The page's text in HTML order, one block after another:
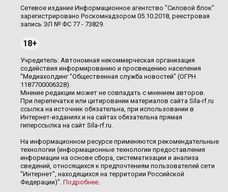
Сетевое издание Информационное агентство "Силовой блок"
зарегистрировано Роскомнадзором 05.10.2018, реестровая
запись ЭЛ № ФС 77 - 73829.
18+
Учредитель: Автономная некоммерческая организация
содействия информированию и просвещению населения
"Медиахолдинг "Общественная служба новостей" (ОГРН
1187700006328).
Мнение редакции может не совпадать с мнением авторов.
При перепечатке или цитировании материалов сайта Sila-rf.ru
ссылка на источник обязательна, при использовании в
Интернет-изданиях и на сайтах обязательна прямая
гиперссылка на сайт Sila-rf.ru.
На информационном ресурсе применяются рекомендательные
технологии (информационные технологии предоставления
информации на основе сбора, систематизации и анализа
сведений, относящихся к предпочтениям пользователей сети
"Интернет", находящихся на территории Российской
Федерации)". Подробнее.